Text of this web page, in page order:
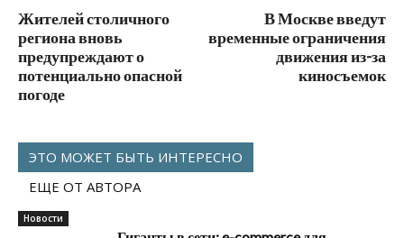
Жителей столичного
региона вновь
предупреждают о
потенциально опасной
погоде
В Москве введут
временные ограничения
движения из-за
киносъемок
ЭТО МОЖЕТ БЫТЬ ИНТЕРЕСНО
ЕЩЕ ОТ АВТОРА
Новости